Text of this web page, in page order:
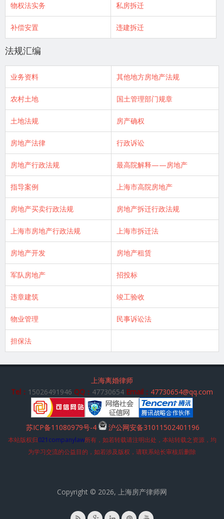
物权法实务 私房拆迁
补偿安置 违建拆迁
法规汇编
业务资料 其他地方房地产法规
农村土地 国土管理部门规章
土地法规 房产确权
房地产法律 行政诉讼
房地产行政法规 最高院解释——房地产
指导案例 上海市高院房地产
房地产买卖行政法规 房地产拆迁行政法规
上海市房地产行政法规 上海市拆迁法
房地产开发 房地产租赁
军队房地产 招投标
违章建筑 竣工验收
物业管理 民事诉讼法
担保法
上海离婚律师
Tel： 15026491946 QQ： 47730654 Email： 47730654@qq.com
苏ICP备11080979号-4 沪公网安备31011502401196
本站版权归021companylaw所有，如若转载请注明出处，本站转载之资源，均
为学习交流的公益目的，如若涉及版权，请联系站长审核后删除
Copyright © 2026, 上海房产律师网